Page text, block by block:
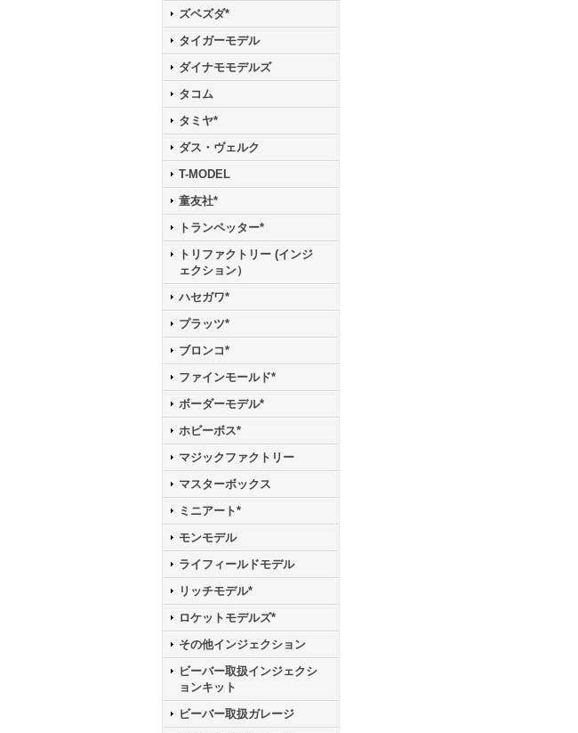
ズベズダ*
タイガーモデル
ダイナモモデルズ
タコム
タミヤ*
ダス・ヴェルク
T-MODEL
童友社*
トランペッター*
トリファクトリー (インジ
ェクション）
ハセガワ*
プラッツ*
ブロンコ*
ファインモールド*
ボーダーモデル*
ホビーボス*
マジックファクトリー
マスターボックス
ミニアート*
モンモデル
ライフィールドモデル
リッチモデル*
ロケットモデルズ*
その他インジェクション
ビーバー取扱インジェクシ
ョンキット
ビーバー取扱ガレージ